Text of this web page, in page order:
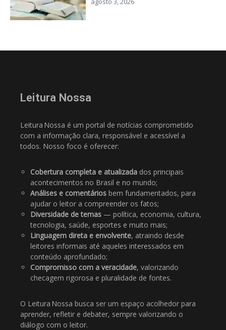
Leitura Nossa
Leitura Nossa é um portal de notícias comprometido
com a informação clara, responsável e acessível a
todos. Nosso foco é oferecer:
Cobertura completa e atualizada dos principais
acontecimentos no Brasil e no mundo;
Análises e comentários bem fundamentados, para
ajudar o leitor a compreender os fatos;
Diversidade de temas — política, economia, cultura,
tecnologia, saúde, esportes e muito mais;
Linguagem direta e envolvente, atraindo desde
leitores informais até aqueles interessados em
conteúdo aprofundado;
Compromisso com a veracidade, valorizando
checagem rigorosa e pluralidade de fontes.
O Leitura Nossa busca ser um espaço acolhedor para
aprender, refletir e debater, sempre valorizando o
diálogo com o leitor.